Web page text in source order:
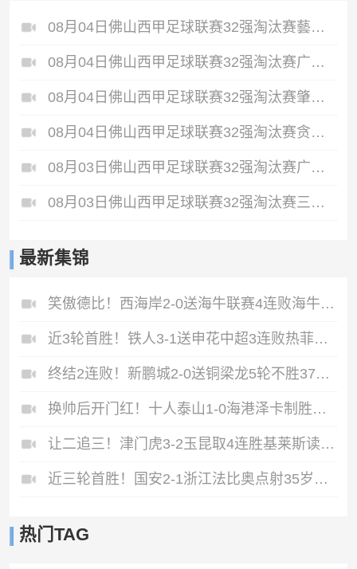
08月04日佛山西甲足球联赛32强淘汰赛藝品高國際VS湛江狂狼·粵辉能源全场录像
08月04日佛山西甲足球联赛32强淘汰赛广东西南建设VS香港圣徒全场录像
08月04日佛山西甲足球联赛32强淘汰赛肇庆恒骏成VS三七互娱全场录像
08月04日佛山西甲足球联赛32强淘汰赛贪玩游戏VS美的薪火全场录像
08月03日佛山西甲足球联赛32强淘汰赛广州求信VS顺德新青年全场录像
08月03日佛山西甲足球联赛32强淘汰赛三水乐民兴健力宝VS中国澳门澳科精英全场录像
最新集锦
笑傲德比！西海岸2-0送海牛联赛4连败海牛仍垫底西海岸升至第二
近3轮首胜！铁人3-1送申花中超3连败热菲尼奥双响邦本宜裕传射
终结2连败！新鹏城2-0送铜梁龙5轮不胜37岁姜至鹏破门韦斯利建功
换帅后开门红！十人泰山1-0海港泽卡制胜于金永扑点海港三球被吹
让二追三！津门虎3-2玉昆取4连胜基莱斯读秒绝杀萨尔瓦多破门
近三轮首胜！国安2-1浙江法比奥点射35岁张稀哲制胜王钰栋送助攻
热门TAG